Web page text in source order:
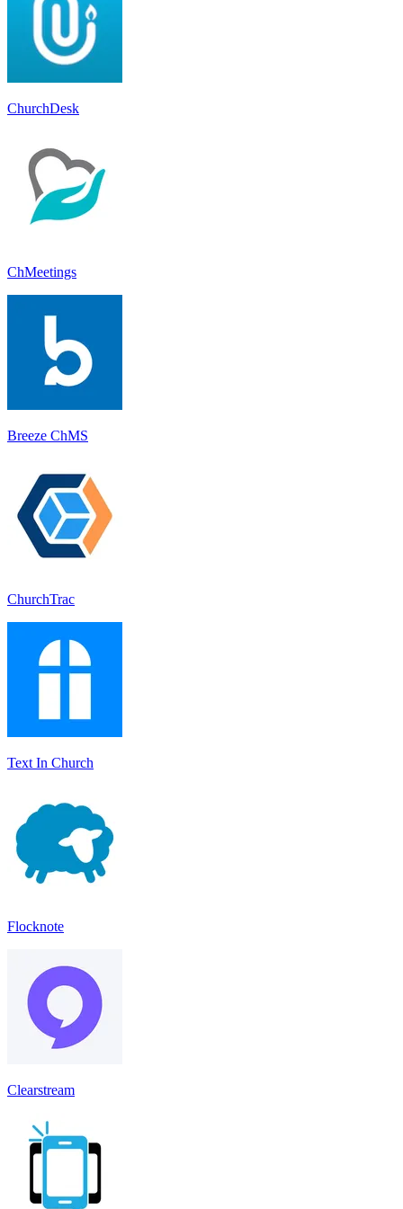
ChurchDesk
ChMeetings
Breeze ChMS
ChurchTrac
Text In Church
Flocknote
Clearstream